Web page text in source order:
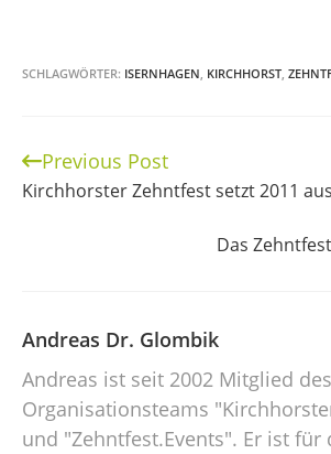
SCHLAGWÖRTER: ISERNHAGEN, KIRCHHORST,
Continue
Reading
Previous Post
Kirchhorster Zehntfest setzt 2011 aus
Das
Andreas Dr. Glombik
Andreas ist seit 2002 Mitglied des
Organisationsteams
und "Zehntfest.Events". Er ist für